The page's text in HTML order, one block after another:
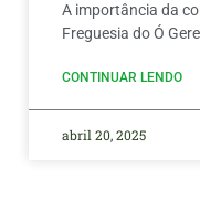
A importância da
Freguesia do Ó
CONTINUAR LENDO
abril 20, 2025